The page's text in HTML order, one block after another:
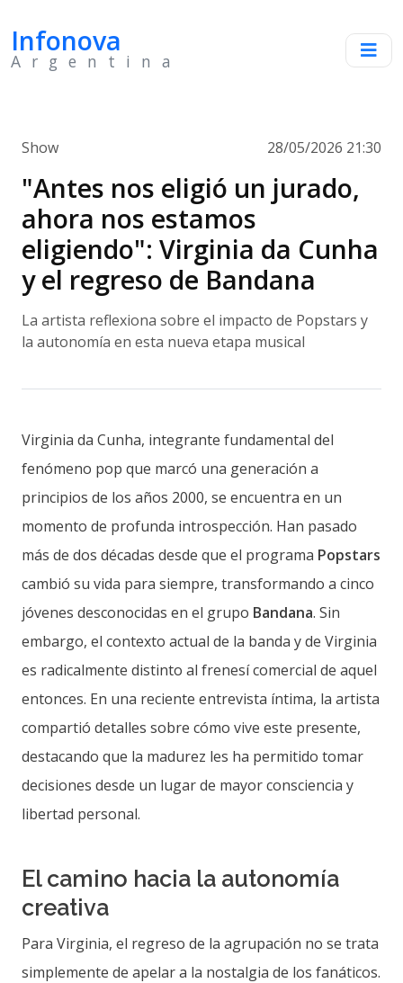
Infonova
Argentina
Show 28/05/2026 21:30
"Antes nos eligió un jurado,
ahora nos estamos
eligiendo": Virginia da Cunha
y el regreso de Bandana
La artista reflexiona sobre el impacto de Popstars y
la autonomía en esta nueva etapa musical
Virginia da Cunha, integrante fundamental del
fenómeno pop que marcó una generación a
principios de los años 2000, se encuentra en un
momento de profunda introspección. Han pasado
más de dos décadas desde que el programa Popstars
cambió su vida para siempre, transformando a cinco
jóvenes desconocidas en el grupo Bandana. Sin
embargo, el contexto actual de la banda y de Virginia
es radicalmente distinto al frenesí comercial de aquel
entonces. En una reciente entrevista íntima, la artista
compartió detalles sobre cómo vive este presente,
destacando que la madurez les ha permitido tomar
decisiones desde un lugar de mayor consciencia y
libertad personal.
El camino hacia la autonomía
creativa
Para Virginia, el regreso de la agrupación no se trata
simplemente de apelar a la nostalgia de los fanáticos.